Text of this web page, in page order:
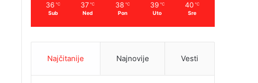
36 ℃
Sub
37 ℃
Ned
38 ℃
Pon
39 ℃
Uto
40 ℃
Sre
Najčitanije Najnovije Vesti